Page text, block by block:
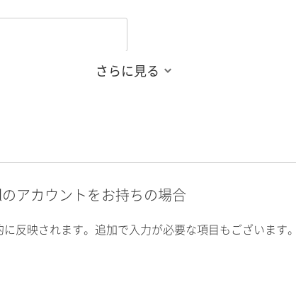
さらに見る
アカウントをお持ちの場合
反映されます。追加で入力が必要な項目もございます。